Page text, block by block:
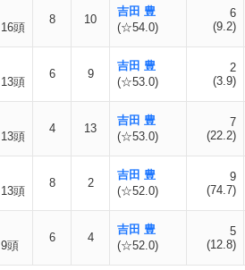
頭
8 10
吉田 豊
(☆54.0)
6
(9.2)
頭
6 9
吉田 豊
(☆53.0)
2
(3.9)
頭
4 13
吉田 豊
(☆53.0)
7
(22.2)
頭
8 2
吉田 豊
(☆52.0)
9
(74.7)
頭
6 4
吉田 豊
(☆52.0)
5
(12.8)